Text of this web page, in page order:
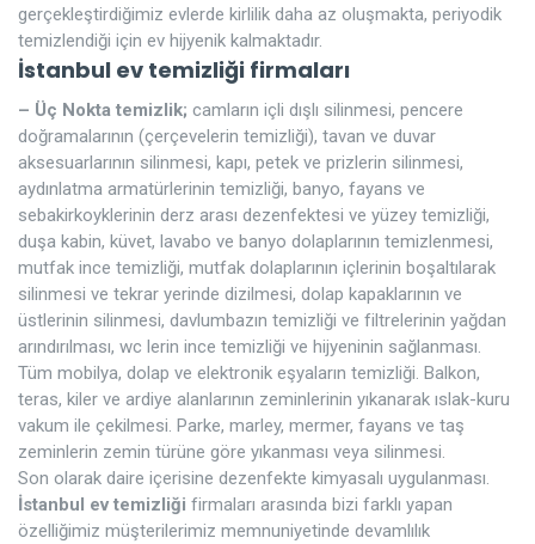
gerçekleştirdiğimiz evlerde kirlilik daha az oluşmakta, periyodik
temizlendiği için ev hijyenik kalmaktadır.
İstanbul ev temizliği firmaları
– Üç Nokta temizlik; camların içli dışlı silinmesi, pencere
doğramalarının (çerçevelerin temizliği), tavan ve duvar
aksesuarlarının silinmesi, kapı, petek ve prizlerin silinmesi,
aydınlatma armatürlerinin temizliği, banyo, fayans ve
sebakirkoyklerinin derz arası dezenfektesi ve yüzey temizliği,
duşa kabin, küvet, lavabo ve banyo dolaplarının temizlenmesi,
mutfak ince temizliği, mutfak dolaplarının içlerinin boşaltılarak
silinmesi ve tekrar yerinde dizilmesi, dolap kapaklarının ve
üstlerinin silinmesi, davlumbazın temizliği ve filtrelerinin yağdan
arındırılması, wc lerin ince temizliği ve hijyeninin sağlanması.
Tüm mobilya, dolap ve elektronik eşyaların temizliği. Balkon,
teras, kiler ve ardiye alanlarının zeminlerinin yıkanarak ıslak-kuru
vakum ile çekilmesi. Parke, marley, mermer, fayans ve taş
zeminlerin zemin türüne göre yıkanması veya silinmesi.
Son olarak daire içerisine dezenfekte kimyasalı uygulanması.
İstanbul ev temizliği firmaları arasında bizi farklı yapan
özelliğimiz müşterilerimiz memnuniyetinde devamlılık